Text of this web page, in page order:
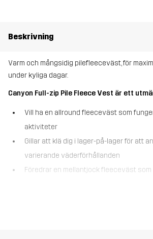
Beskrivning
Varm och mångsidig pilefleeceväst, för
under kyliga dagar.
Canyon Full-zip Pile Fleece Vest är ett
Vill ha en allround fleeceväst som
aktiviteter
Gillar att klä dig i lager-på-lager för att
varierande väderförhållanden
Föredrar en mellantjock fleeceväst
designad för att ge extra värme under svala